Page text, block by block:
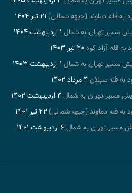
۲۱ تیر ۱۴۰۴
۱ اردیبهشت ۱۴۰۴
۲۰ تیر ۱۴۰۳
۱ اردیبهشت ۱۴۰۳
۴ مرداد ۱۴۰۲
۴ اردیبهشت ۱۴۰۲
۲۲ تیر ۱۴۰۱
۶ اردیبهشت ۱۴۰۱